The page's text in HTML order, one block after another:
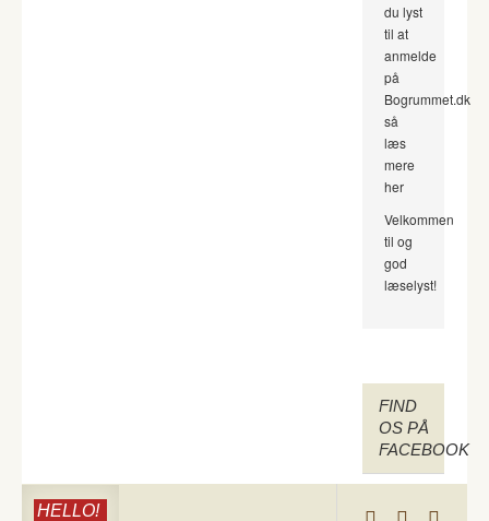
du lyst
til at
anmelde
på
Bogrummet.dk
så
læs
mere
her
Velkommen
til og
god
læselyst!
FIND
OS PÅ
FACEBOOK
HELLO!